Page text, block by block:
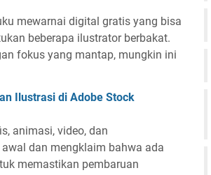
mewarnai digital gratis yang bisa
beberapa ilustrator berbakat.
fokus yang mantap, mungkin ini
Ilustrasi di Adobe Stock
animasi, video, dan
dan mengklaim bahwa ada
memastikan pembaruan